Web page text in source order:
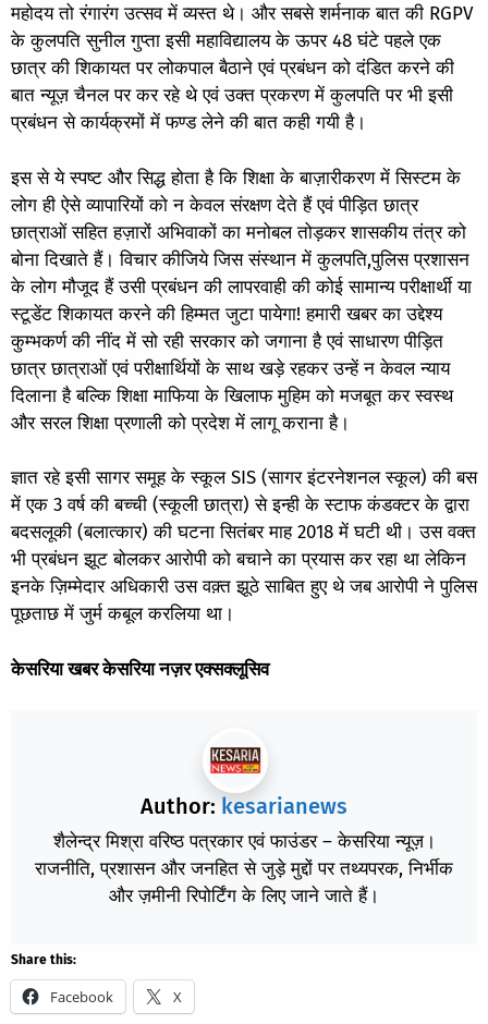
महोदय तो रंगारंग उत्सव में व्यस्त थे। और सबसे शर्मनाक बात की RGPV
के कुलपति सुनील गुप्ता इसी महाविद्यालय के ऊपर 48 घंटे पहले एक
छात्र की शिकायत पर लोकपाल बैठाने एवं प्रबंधन को दंडित करने की
बात न्यूज़ चैनल पर कर रहे थे एवं उक्त प्रकरण में कुलपति पर भी इसी
प्रबंधन से कार्यक्रमों में फण्ड लेने की बात कही गयी है।
इस से ये स्पष्ट और सिद्ध होता है कि शिक्षा के बाज़ारीकरण में सिस्टम के
लोग ही ऐसे व्यापारियों को न केवल संरक्षण देते हैं एवं पीड़ित छात्र
छात्राओं सहित हज़ारों अभिवाकों का मनोबल तोड़कर शासकीय तंत्र को
बोना दिखाते हैं। विचार कीजिये जिस संस्थान में कुलपति,पुलिस प्रशासन
के लोग मौजूद हैं उसी प्रबंधन की लापरवाही की कोई सामान्य परीक्षार्थी या
स्टूडेंट शिकायत करने की हिम्मत जुटा पायेगा! हमारी खबर का उद्देश्य
कुम्भकर्ण की नींद में सो रही सरकार को जगाना है एवं साधारण पीड़ित
छात्र छात्राओं एवं परीक्षार्थियों के साथ खड़े रहकर उन्हें न केवल न्याय
दिलाना है बल्कि शिक्षा माफिया के खिलाफ मुहिम को मजबूत कर स्वस्थ
और सरल शिक्षा प्रणाली को प्रदेश में लागू कराना है।
ज्ञात रहे इसी सागर समूह के स्कूल SIS (सागर इंटरनेशनल स्कूल) की बस
में एक 3 वर्ष की बच्ची (स्कूली छात्रा) से इन्ही के स्टाफ कंडक्टर के द्वारा
बदसलूकी (बलात्कार) की घटना सितंबर माह 2018 में घटी थी। उस वक्त
भी प्रबंधन झूट बोलकर आरोपी को बचाने का प्रयास कर रहा था लेकिन
इनके ज़िम्मेदार अधिकारी उस वक़्त झूठे साबित हुए थे जब आरोपी ने पुलिस
पूछताछ में जुर्म कबूल करलिया था।
केसरिया खबर केसरिया नज़र एक्सक्लूसिव
Author: kesarianews
शैलेन्द्र मिश्रा वरिष्ठ पत्रकार एवं फाउंडर – केसरिया न्यूज़।
राजनीति, प्रशासन और जनहित से जुड़े मुद्दों पर तथ्यपरक, निर्भीक
और ज़मीनी रिपोर्टिंग के लिए जाने जाते हैं।
Share this:
Facebook X